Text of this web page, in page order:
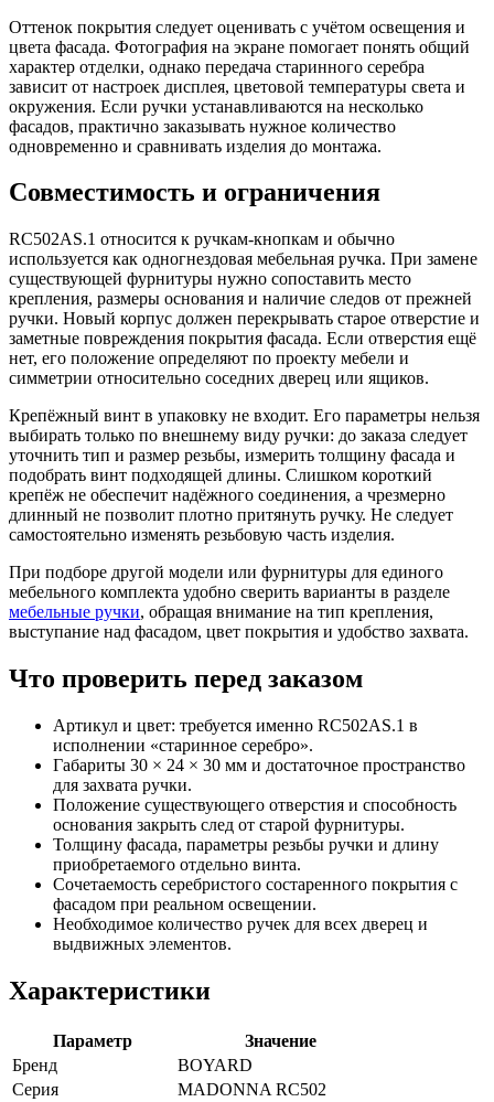
Оттенок покрытия следует оценивать с учётом освещения и
цвета фасада. Фотография на экране помогает понять общий
характер отделки, однако передача старинного серебра
зависит от настроек дисплея, цветовой температуры света и
окружения. Если ручки устанавливаются на несколько
фасадов, практично заказывать нужное количество
одновременно и сравнивать изделия до монтажа.
Совместимость и ограничения
RC502AS.1 относится к ручкам-кнопкам и обычно
используется как одногнездовая мебельная ручка. При замене
существующей фурнитуры нужно сопоставить место
крепления, размеры основания и наличие следов от прежней
ручки. Новый корпус должен перекрывать старое отверстие и
заметные повреждения покрытия фасада. Если отверстия ещё
нет, его положение определяют по проекту мебели и
симметрии относительно соседних дверец или ящиков.
Крепёжный винт в упаковку не входит. Его параметры нельзя
выбирать только по внешнему виду ручки: до заказа следует
уточнить тип и размер резьбы, измерить толщину фасада и
подобрать винт подходящей длины. Слишком короткий
крепёж не обеспечит надёжного соединения, а чрезмерно
длинный не позволит плотно притянуть ручку. Не следует
самостоятельно изменять резьбовую часть изделия.
При подборе другой модели или фурнитуры для единого
мебельного комплекта удобно сверить варианты в разделе
мебельные ручки, обращая внимание на тип крепления,
выступание над фасадом, цвет покрытия и удобство захвата.
Что проверить перед заказом
Артикул и цвет: требуется именно RC502AS.1 в
исполнении «старинное серебро».
Габариты 30 × 24 × 30 мм и достаточное пространство
для захвата ручки.
Положение существующего отверстия и способность
основания закрыть след от старой фурнитуры.
Толщину фасада, параметры резьбы ручки и длину
приобретаемого отдельно винта.
Сочетаемость серебристого состаренного покрытия с
фасадом при реальном освещении.
Необходимое количество ручек для всех дверец и
выдвижных элементов.
Характеристики
Параметр
Значение
Бренд
BOYARD
Серия
MADONNA RC502